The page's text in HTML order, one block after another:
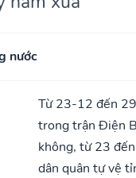
nước
Từ 23-12 đến
trong trận Điện
không, từ 23
dân quân tự vệ